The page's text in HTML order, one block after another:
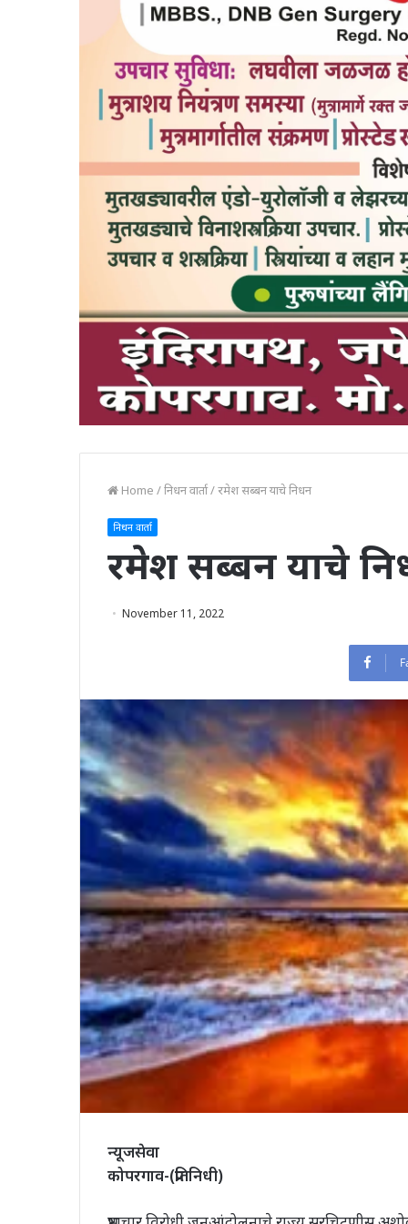
Home /निधन वार्ता/रमेश सब्बन याचे निधन
निधन वार्ता
रमेश सब्बन याचे
November 11, 2022
न्यूजसेवा
कोपरगाव-(प्रतिनिधी)